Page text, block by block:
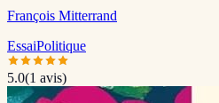
François Mitterrand
EssaiPolitique
5.0(1 avis)